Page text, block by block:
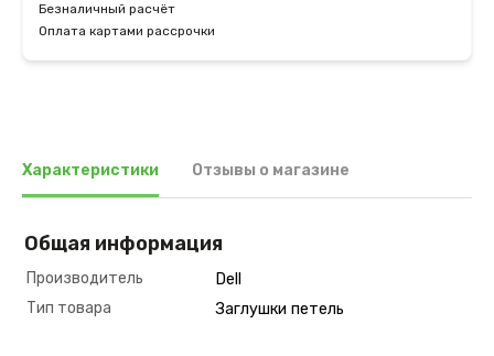
Безналичный расчёт
Оплата картами рассрочки
Характеристики Отзывы о магазине
Общая информация
Производитель
Dell
Тип товара
Заглушки петель